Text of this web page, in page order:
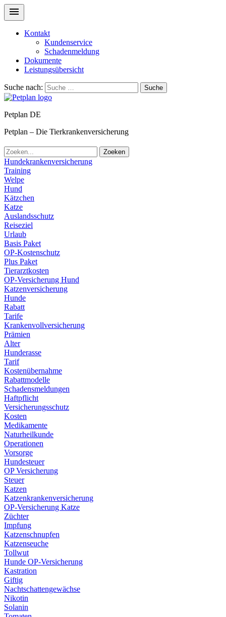
Kontakt
Kundenservice
Schadenmeldung
Dokumente
Leistungsübersicht
Suche nach: Suche
Petplan DE
Petplan – Die Tierkrankenversicherung
Zoeken
Hundekrankenversicherung
Training
Welpe
Hund
Kätzchen
Katze
Auslandsschutz
Reiseziel
Urlaub
Basis Paket
OP-Kostenschutz
Plus Paket
Tierarztkosten
OP-Versicherung Hund
Katzenversicherung
Hunde
Rabatt
Tarife
Krankenvollversicherung
Prämien
Alter
Hunderasse
Tarif
Kostenübernahme
Rabattmodelle
Schadensmeldungen
Haftpflicht
Versicherungsschutz
Kosten
Medikamente
Naturheilkunde
Operationen
Vorsorge
Hundesteuer
OP Versicherung
Steuer
Katzen
Katzenkrankenversicherung
OP-Versicherung Katze
Züchter
Impfung
Katzenschnupfen
Katzenseuche
Tollwut
Hunde OP-Versicherung
Kastration
Giftig
Nachtschattengewächse
Nikotin
Solanin